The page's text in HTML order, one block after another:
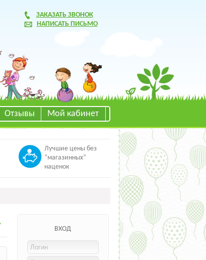
ЗАКАЗАТЬ ЗВОНОК
НАПИСАТЬ ПИСЬМО
Отзывы Мой кабинет
Лучшие цены без
“магазинных”
наценок
ВХОД